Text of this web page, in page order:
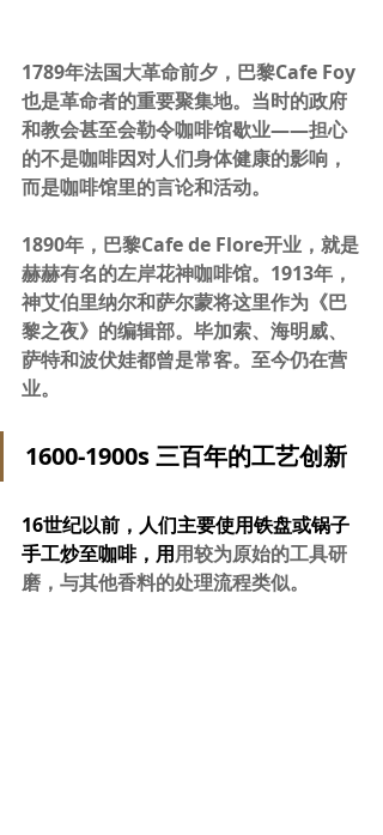
1789年法国大革命前夕，巴黎Cafe Foy
也是革命者的重要聚集地。当时的政府
和教会甚至会勒令咖啡馆歇业——担心
的不是咖啡因对人们身体健康的影响，
而是咖啡馆里的言论和活动。
1890年，巴黎Cafe de Flore开业，就是
赫赫有名的左岸花神咖啡馆。1913年，
神艾伯里纳尔和萨尔蒙将这里作为《巴
黎之夜》的编辑部。毕加索、海明威、
萨特和波伏娃都曾是常客。至今仍在营
业。
1600-1900s 三百年的工艺创新
16世纪以前，人们主要使用铁盘或锅子
手工炒至咖啡，用用较为原始的工具研
磨，与其他香料的处理流程类似。